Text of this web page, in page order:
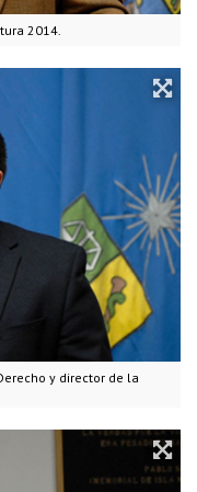
2014.
y director de la